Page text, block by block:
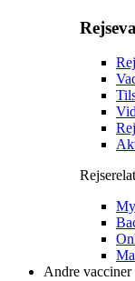
Andre vacciner